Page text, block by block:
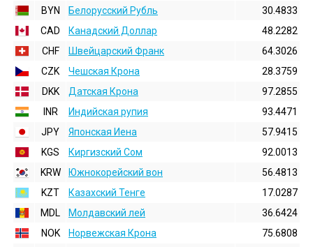
BYN
Белорусский Рубль
30.4833
CAD
Канадский Доллар
48.2282
CHF
Швейцарский Франк
64.3026
CZK
Чешская Крона
28.3759
DKK
Датская Крона
97.2855
INR
Индийская pупия
93.4471
JPY
Японская Иена
57.9415
KGS
Киргизский Сом
92.0013
KRW
Южнокорейский вон
56.4813
KZT
Казахский Тенге
17.0287
MDL
Молдавский лей
36.6424
NOK
Норвежская Крона
75.6808